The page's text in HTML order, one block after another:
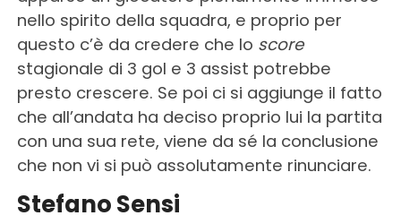
nello spirito della squadra, e proprio per
questo c’è da credere che lo score
stagionale di 3 gol e 3 assist potrebbe
presto crescere. Se poi ci si aggiunge il fatto
che all’andata ha deciso proprio lui la partita
con una sua rete, viene da sé la conclusione
che non vi si può assolutamente rinunciare.
Stefano Sensi